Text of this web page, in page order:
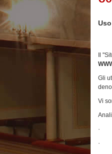
Il
Gli
Vi
·
·